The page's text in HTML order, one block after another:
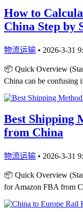
How to
China Step by
物流运输 • 2026-3-31
📦 Quick Overview
China can be confusing
Best Shipping
from China
物流运输 • 2026-3-31
📦 Quick Overview
for Amazon FBA from